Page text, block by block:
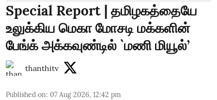
Special Report | தமிழகத்தையே
உலுக்கிய மெகா மோசடி மக்களின்
பேங்க் அக்கவுண்டில் `மணி மியூல்’
thanthitv
Published on: 07 Aug 2026, 12:42 pm